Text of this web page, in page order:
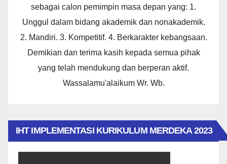
sebagai calon pemimpin masa depan yang: 1.
Unggul dalam bidang akademik dan nonakademik.
2. Mandiri. 3. Kompetitif. 4. Berkarakter kebangsaan.
Demikian dan terima kasih kepada semua pihak
yang telah mendukung dan berperan aktif.
Wassalamu'alaikum Wr. Wb.
IHT IMPLEMENTASI KURIKULUM MERDEKA 2023